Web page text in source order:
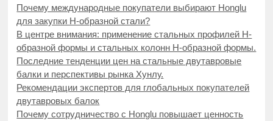
Почему международные покупатели выбирают Honglu
для закупки H-образной стали?
В центре внимания: применение стальных профилей H-
образной формы и стальных колонн H-образной формы.
Последние тенденции цен на стальные двутавровые
балки и перспективы рынка Хунлу.
Рекомендации экспертов для глобальных покупателей
двутавровых балок
Почему сотрудничество с Honglu повышает ценность